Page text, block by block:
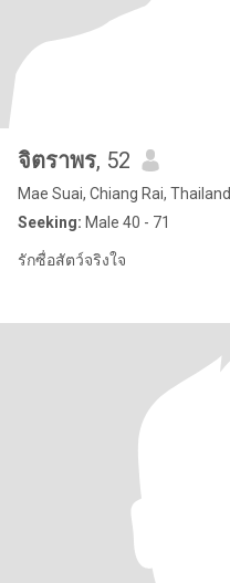
จิตราพร, 52
Mae Suai, Chiang Rai, Thailand
Seeking: Male 40 - 71
รักซื่อสัตว์จริงใจ